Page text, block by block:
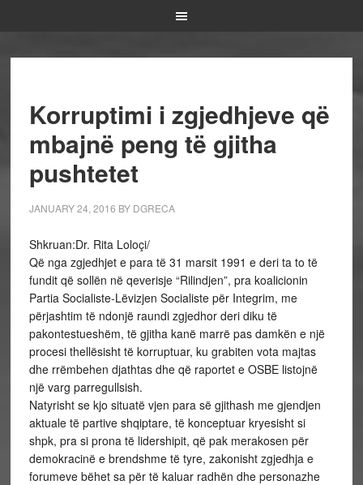
Korruptimi i zgjedhjeve që
mbajnë peng të gjitha
pushtetet
JANUARY 24, 2016 BY DGRECA
Shkruan:Dr. Rita Loloçi/
Që nga zgjedhjet e para të 31 marsit 1991 e deri ta to të
fundit që sollën në qeverisje “Rilindjen”, pra koalicionin
Partia Socialiste-Lëvizjen Socialiste për Integrim, me
përjashtim të ndonjë raundi zgjedhor deri diku të
pakontestueshëm, të gjitha kanë marrë pas damkën e një
procesi thellësisht të korruptuar, ku grabiten vota majtas
dhe rrëmbehen djathtas dhe që raportet e OSBE listojnë
një varg parregullsish.
Natyrisht se kjo situatë vjen para së gjithash me gjendjen
aktuale të partive shqiptare, të konceptuar kryesisht si
shpk, pra si prona të lidershipit, që pak merakosen për
demokracinë e brendshme të tyre, zakonisht zgjedhja e
forumeve bëhet sa për të kaluar radhën dhe personazhe